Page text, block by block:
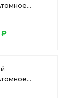
арт
₽